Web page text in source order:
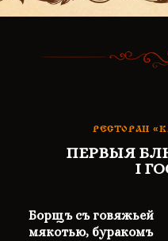
РЕСТОРАН
ПЕРВЫЯ
I
Борщъ съ говяжьей
мякотью, буракомъ